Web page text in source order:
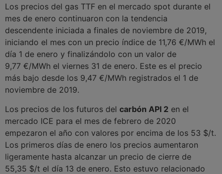
Los precios del gas TTF en el mercado spot durante el
mes de enero continuaron con la tendencia
descendente iniciada a finales de noviembre de 2019,
iniciando el mes con un precio índice de 11,76 €/MWh el
día 1 de enero y finalizándolo con un valor de
9,77 €/MWh el viernes 31 de enero. Este es el precio
más bajo desde los 9,47 €/MWh registrados el 1 de
noviembre de 2019.
Los precios de los futuros del carbón API 2 en el
mercado ICE para el mes de febrero de 2020
empezaron el año con valores por encima de los 53 $/t.
Los primeros días de enero los precios aumentaron
ligeramente hasta alcanzar un precio de cierre de
55,35 $/t el día 13 de enero. Esto estuvo relacionado